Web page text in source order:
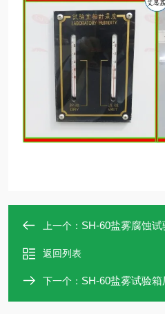
上一个： SH-60盐雾腐蚀试
返回列表
下一个： SH-60盐雾试验箱